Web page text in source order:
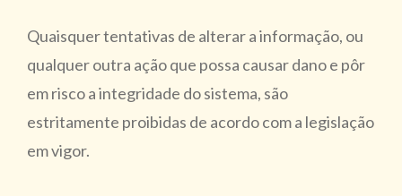
Quaisquer tentativas de alterar a informação, ou
qualquer outra ação que possa causar dano e pôr
em risco a integridade do sistema, são
estritamente proibidas de acordo com a legislação
em vigor.